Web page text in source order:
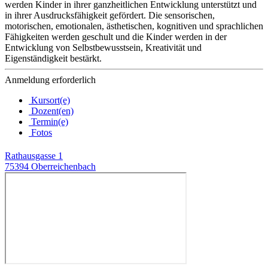
werden Kinder in ihrer ganzheitlichen Entwicklung unterstützt und
in ihrer Ausdrucksfähigkeit gefördert. Die sensorischen,
motorischen, emotionalen, ästhetischen, kognitiven und sprachlichen
Fähigkeiten werden geschult und die Kinder werden in der
Entwicklung von Selbstbewusstsein, Kreativität und
Eigenständigkeit bestärkt.
Anmeldung erforderlich
Kursort(e)
Dozent(en)
Termin(e)
Fotos
Rathausgasse 1
75394 Oberreichenbach